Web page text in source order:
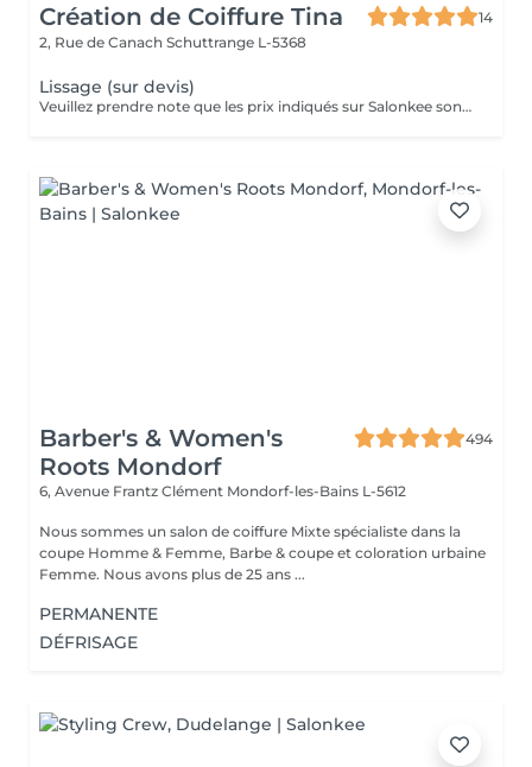
Création de Coiffure Tina
14
2, Rue de Canach Schuttrange L-5368
Lissage (sur devis)
Veuillez prendre note que les prix indiqués sur Salonkee sont communiqués à titre informatif et s'entendent de base. Ces derniers sont susceptibles de varier selon le diagnostic réalisé à votre arrivée au salon et l'expertise du professionnel à qui vous confiez votre beauté. Dans tous les cas, un devis précis vous sera proposé et toutes réalisations de prestations seront effectuées avec votre accord. Un grand merci d'avance pour votre compréhension. Au plaisir de vous recevoir très vite.
Barber's & Women's
Roots Mondorf
494
6, Avenue Frantz Clément Mondorf-les-Bains L-5612
Nous sommes un salon de coiffure Mixte spécialiste dans la
coupe Homme & Femme, Barbe & coupe et coloration urbaine
Femme. Nous avons plus de 25 ans ...
PERMANENTE
DÉFRISAGE